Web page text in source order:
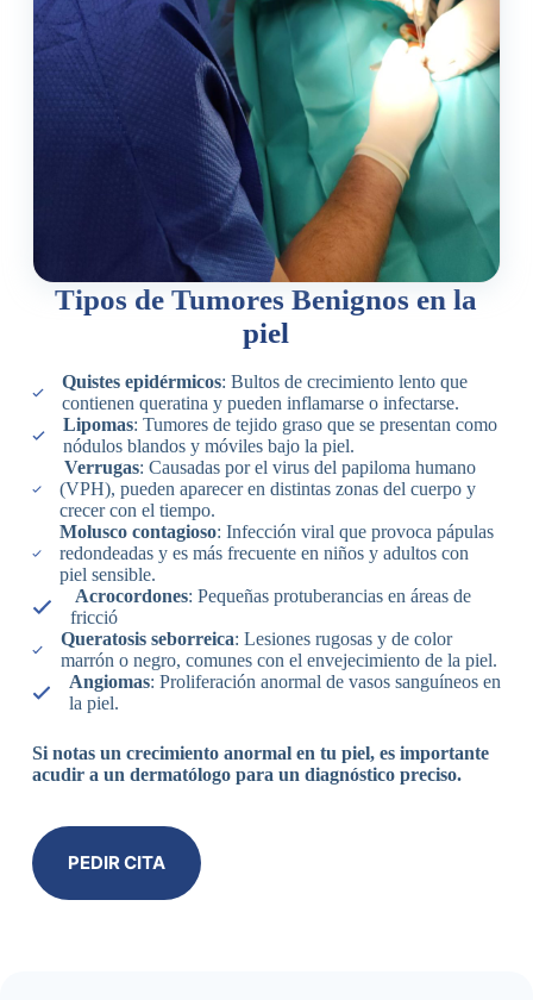
Tipos de Tumores Benignos en la
piel
Quistes epidérmicos: Bultos de crecimiento lento que
contienen queratina y pueden inflamarse o infectarse.
Lipomas: Tumores de tejido graso que se presentan como
nódulos blandos y móviles bajo la piel.
Verrugas: Causadas por el virus del papiloma humano
(VPH), pueden aparecer en distintas zonas del cuerpo y
crecer con el tiempo.
Molusco contagioso: Infección viral que provoca pápulas
redondeadas y es más frecuente en niños y adultos con
piel sensible.
Acrocordones: Pequeñas protuberancias en áreas de
fricció
Queratosis seborreica: Lesiones rugosas y de color
marrón o negro, comunes con el envejecimiento de la piel.
Angiomas: Proliferación anormal de vasos sanguíneos en
la piel.
Si notas un crecimiento anormal en tu piel, es importante
acudir a un dermatólogo para un diagnóstico preciso.
PEDIR CITA